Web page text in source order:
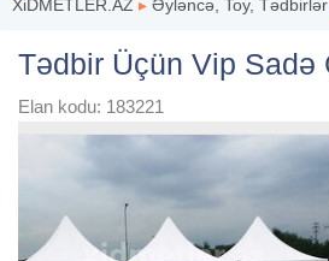
XiDMETLER.AZ ▸ Əyləncə, Toy, Tədbirlər
Tədbir Üçün Vip Sadə
Elan kodu: 183221